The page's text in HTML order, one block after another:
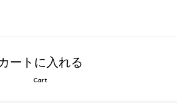
ートに入れる
Cart